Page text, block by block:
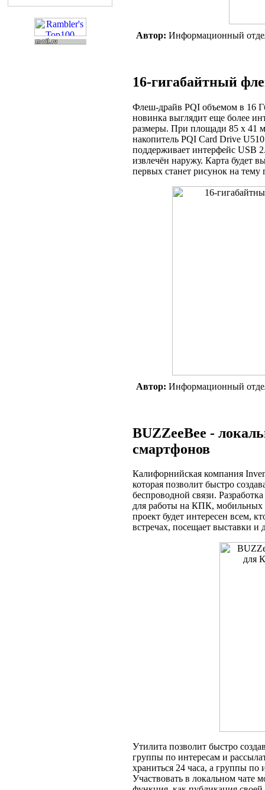
Автор: Информационный
16-гигабайтный
Флеш-драйв PQI объемом в 16
новинка выглядит еще более
размеры. При площади 85 х 41
накопитель PQI Card Drive
поддерживает интерфейс USB
извлечён наружу. Карта будет
первых станет рисунок на
Автор: Информационный
BUZZeeBee -
смартфонов
Калифорнийская компания
которая позволит быстро
беспроводной связи.
для работы на КПК, мобильных
проект будет интересен всем,
встречах, посещает выставки
Утилита позволит быстро
группы по интересам и
храниться 24 часа, а группы по
Участвовать в локальном чате